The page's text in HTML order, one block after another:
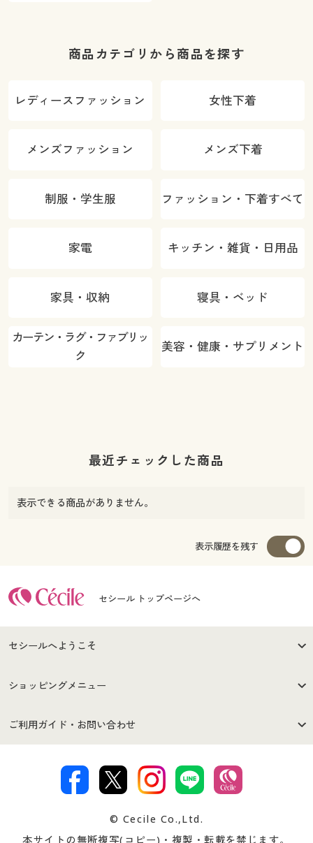
商品カテゴリから商品を探す
レディースファッション 女性下着
メンズファッション メンズ下着
制服・学生服 ファッション・下着すべて
家電 キッチン・雑貨・日用品
家具・収納 寝具・ベッド
カーテン・ラグ・ファブリッ
ク
美容・健康・サプリメント
最近チェックした商品
表示できる商品がありません。
表示履歴を残す
セシール トップページへ
セシールへようこそ
はじめての方へ
セシールご利用規約
著作権・商標について 会社案内
ショッピングメニュー
商品カテゴリ
プレゼント＆キャンペーン サイトマップ
ご利用ガイド・お問い合わせ
交換・返品は お支払は
© Cecile Co.,Ltd.
本サイトの無断複写(コピー)・複製・転載を禁じます。